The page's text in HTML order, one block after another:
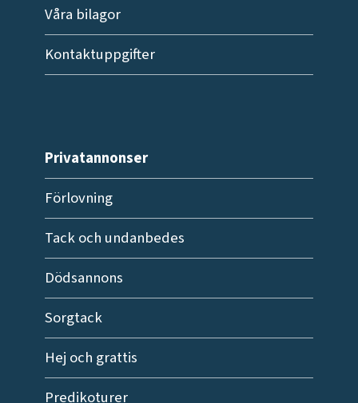
Våra bilagor
Kontaktuppgifter
Privatannonser
Förlovning
Tack och undanbedes
Dödsannons
Sorgtack
Hej och grattis
Predikoturer